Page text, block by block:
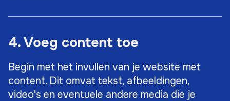
4. Voeg content toe
Begin met het invullen van je website met
content. Dit omvat tekst, afbeeldingen,
video's en eventuele andere media die je